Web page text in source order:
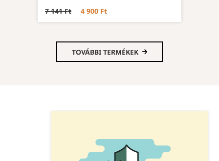
7 141 Ft
4 900 Ft
TOVÁBBI TERMÉKEK